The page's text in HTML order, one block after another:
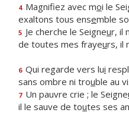
4 Magnifiez avec moi le
exaltons tous ensemble
5 Je cherche le Seigneur, il
de toutes mes frayeurs, il
6 Qui regarde vers lui
sans ombre ni trouble au
7 Un pauvre crie ; le Seigne
il le sauve de toutes ses